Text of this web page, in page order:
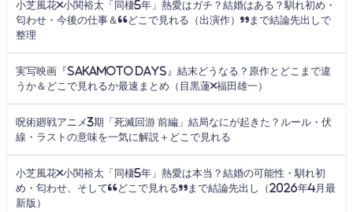
小芝風花×小関裕太「同棲5年」熱愛はガチ？結婚はある？馴れ初め・
匂わせ・今後の仕事＆“どこで見れる（出演作）”まで結論先出しで
整理
実写映画『SAKAMOTO DAYS』結末どうなる？原作とどこまで違
うか＆どこで見れるか最速まとめ（目黒蓮×福田雄一）
呪術廻戦アニメ3期「死滅回游 前編」結局なにが起きた？ルール・伏
線・ラストの意味を一気に解説＋どこで見れる
小芝風花×小関裕太「同棲5年」熱愛は本当？結婚の可能性・馴れ初
め・匂わせ、そして“どこで見れる”まで結論先出し（2026年4月最
新版）